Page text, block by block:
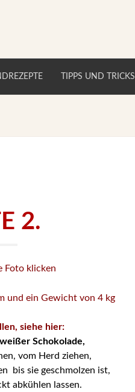
TIPPS UND TRICKS
2.
Foto klicken
und ein Gewicht von 4 kg
siehe hier:
Schokolade,
vom Herd ziehen,
bis sie geschmolzen ist,
abkühlen lassen.